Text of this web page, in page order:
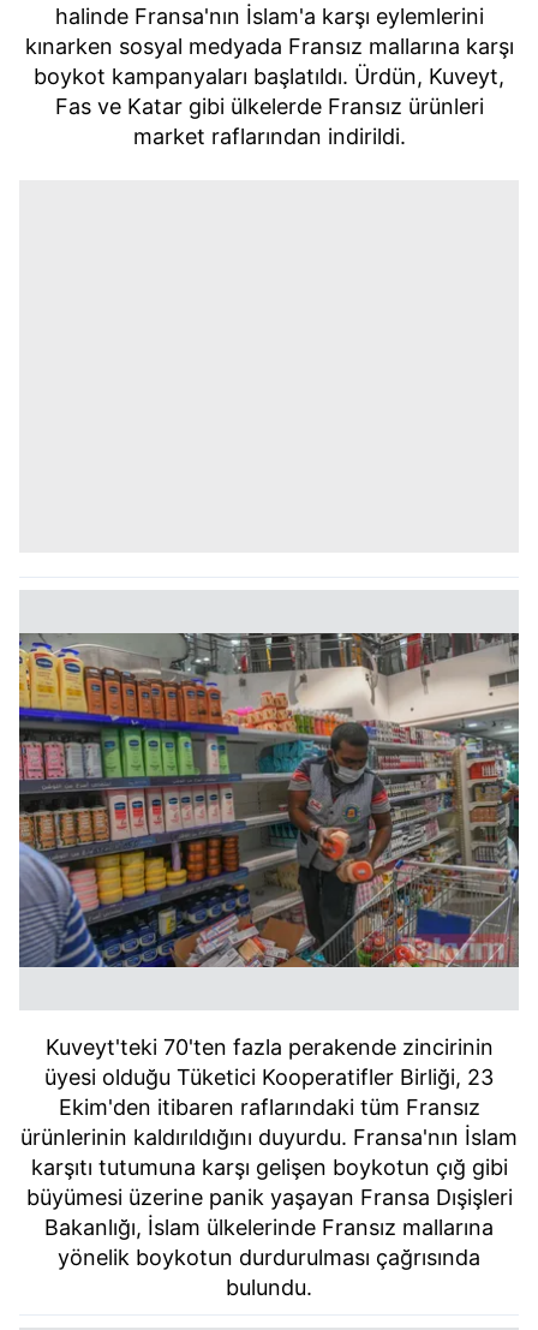
halinde Fransa'nın İslam'a karşı eylemlerini
kınarken sosyal medyada Fransız mallarına karşı
boykot kampanyaları başlatıldı. Ürdün, Kuveyt,
Fas ve Katar gibi ülkelerde Fransız ürünleri
market raflarından indirildi.
Kuveyt'teki 70'ten fazla perakende zincirinin
üyesi olduğu Tüketici Kooperatifler Birliği, 23
Ekim'den itibaren raflarındaki tüm Fransız
ürünlerinin kaldırıldığını duyurdu. Fransa'nın İslam
karşıtı tutumuna karşı gelişen boykotun çığ gibi
büyümesi üzerine panik yaşayan Fransa Dışişleri
Bakanlığı, İslam ülkelerinde Fransız mallarına
yönelik boykotun durdurulması çağrısında
bulundu.